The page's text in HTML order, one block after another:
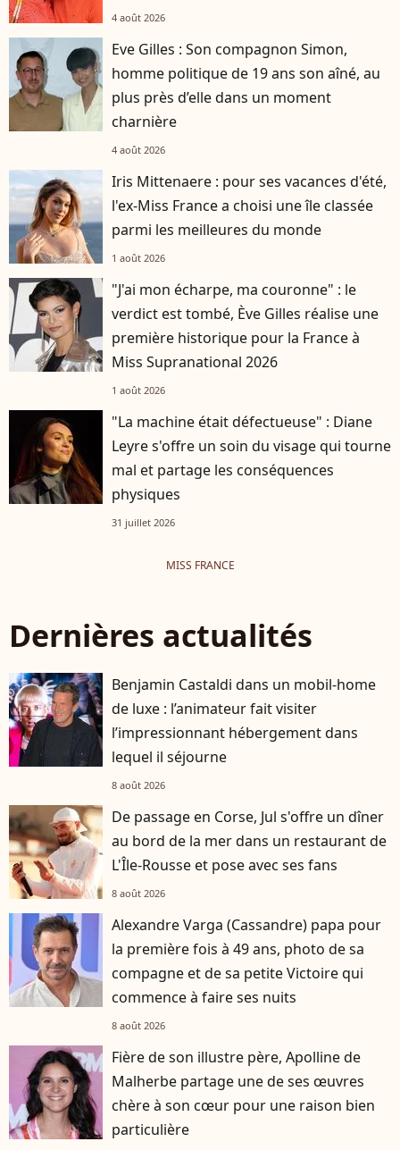
4 août 2026
Eve Gilles : Son compagnon Simon,
homme politique de 19 ans son aîné, au
plus près d’elle dans un moment
charnière
4 août 2026
Iris Mittenaere : pour ses vacances d'été,
l'ex-Miss France a choisi une île classée
parmi les meilleures du monde
1 août 2026
"J'ai mon écharpe, ma couronne" : le
verdict est tombé, Ève Gilles réalise une
première historique pour la France à
Miss Supranational 2026
1 août 2026
"La machine était défectueuse" : Diane
Leyre s'offre un soin du visage qui tourne
mal et partage les conséquences
physiques
31 juillet 2026
MISS FRANCE
Dernières actualités
Benjamin Castaldi dans un mobil-home
de luxe : l’animateur fait visiter
l’impressionnant hébergement dans
lequel il séjourne
8 août 2026
De passage en Corse, Jul s'offre un dîner
au bord de la mer dans un restaurant de
L'Île-Rousse et pose avec ses fans
8 août 2026
Alexandre Varga (Cassandre) papa pour
la première fois à 49 ans, photo de sa
compagne et de sa petite Victoire qui
commence à faire ses nuits
8 août 2026
Fière de son illustre père, Apolline de
Malherbe partage une de ses œuvres
chère à son cœur pour une raison bien
particulière